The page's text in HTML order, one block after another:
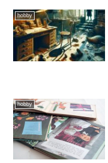
hobby
hobby